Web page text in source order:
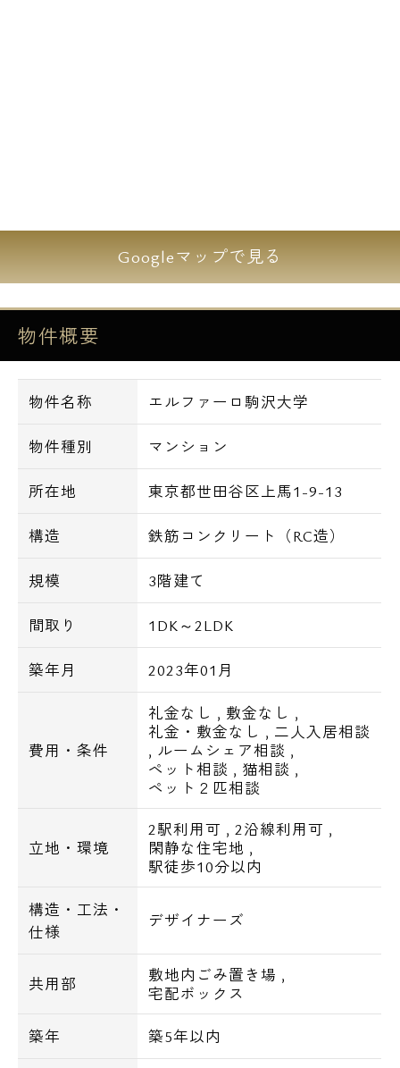
駐車場、バイク置場も完備しておりますので
アクティブなあなたには必見です！
高級デザイナーズレジデンス【エルファーロ
駒沢大学】にてあなただけの充実ライフを是
非☆彡
【概要】
所在地 東京都世田谷区上馬1-9-13
構 造 鉄筋コンクリート造
規 模 地上3階建
交 通 東急田園都市線 駒沢大学駅 徒歩10
築年月 2023年 1月
【建物詳細】
■ペット可（小型犬、猫の計2匹まで）
■ディンプルキー
■ダブルロック
■防犯カメラ
■モニター付インターホン
■24時間ゴミ出し
■システムキッチン
Googleマップで見る
物件概要
物件名称 エルファーロ駒沢大学
物件種別 マンション
所在地 東京都世田谷区上馬1-9-13
構造 鉄筋コンクリート（RC造）
規模 3階建て
間取り 1DK～2LDK
築年月 2023年01月
費用・条件
礼金なし , 敷金なし ,
礼金・敷金なし , 二人入居相談
, ルームシェア相談 ,
ペット相談 , 猫相談 ,
ペット２匹相談
立地・環境
2駅利用可 ,2沿線利用可 ,
閑静な住宅地 ,
駅徒歩10分以内
構造・工法・
仕様
デザイナーズ
共用部 敷地内ごみ置き場 ,
宅配ボックス
築年 築5年以内